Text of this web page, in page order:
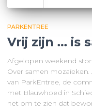
PARKENTREE
Vrij zijn … is
Afgelopen weekend
Over samen
van ParkEntree, de
met Blauwhoed in
het om te zien dat